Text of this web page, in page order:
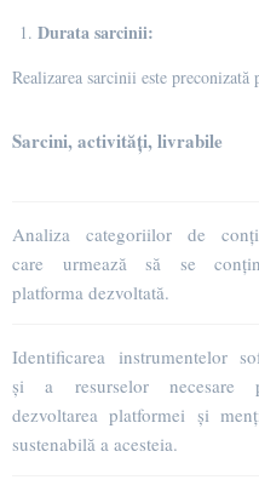
Durata sarcinii:
Realizarea sarcinii este
Sarcini, activități, livrabile
Analiza categoriilor de
care urmează să se
platforma dezvoltată.
Identificarea instrumentelor
și a resurselor necesare
dezvoltarea platformei și
sustenabilă a acesteia.